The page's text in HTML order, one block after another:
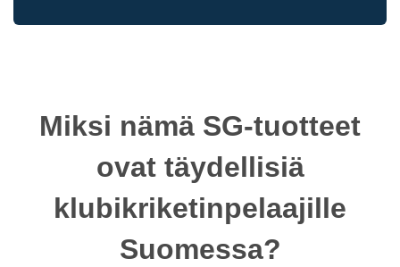
Miksi nämä SG-tuotteet
ovat täydellisiä
klubikriketinpelaajille
Suomessa?